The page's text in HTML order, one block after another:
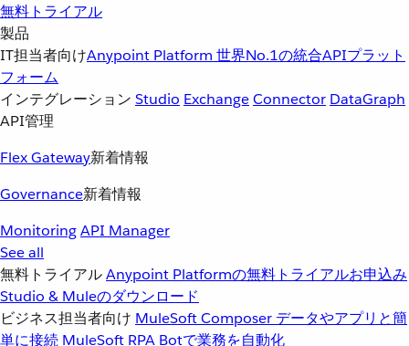
無料トライアル
製品
IT担当者向けAnypoint Platform 世界No.1の統合APIプラット
フォーム
インテグレーション Studio ExchangeConnector DataGraph
API管理
Flex Gateway新着情報
Governance新着情報
MonitoringAPI Manager
See all
無料トライアルAnypoint Platformの無料トライアルお申込み
Studio & Muleのダウンロード
ビジネス担当者向け MuleSoft Composer データやアプリと簡
単に接続 MuleSoft RPA Botで業務を自動化